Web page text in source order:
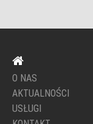
O NAS
AKTUALNOŚCI
USŁUGI